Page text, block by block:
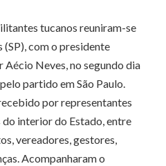
tucanos reuniram-se
com o presidente
Aécio Neves, no segundo dia
partido em São Paulo.
por representantes
interior do Estado, entre
vereadores, gestores,
Acompanharam o